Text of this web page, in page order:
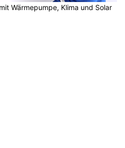
Wärmepumpe, Klima und Solar